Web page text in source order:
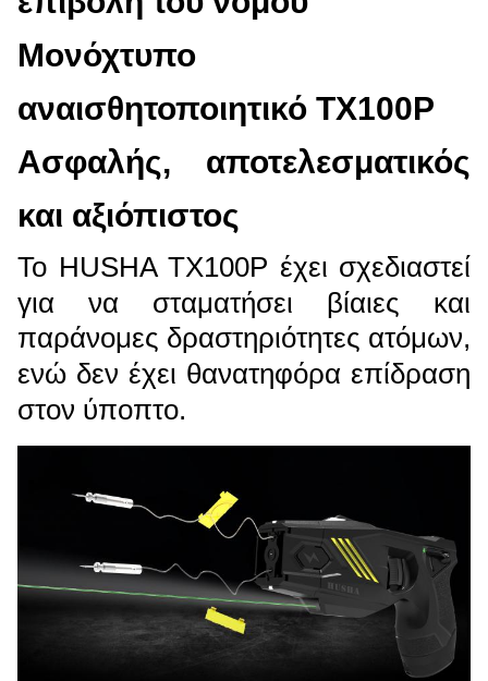
Μονόχτυπο
αναισθητοποιητικό TX100P
Ασφαλής, αποτελεσματικός
και αξιόπιστος
Το HUSHA TX100P έχει σχεδιαστεί
για να σταματήσει βίαιες και
παράνομες δραστηριότητες ατόμων,
ενώ δεν έχει θανατηφόρα επίδραση
στον ύποπτο.